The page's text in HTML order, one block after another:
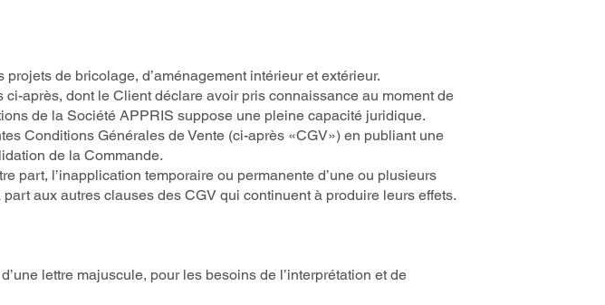
de bricolage, d’aménagement intérieur et extérieur.
après, dont le Client déclare avoir pris connaissance au moment de
de la Société APPRIS suppose une pleine capacité juridique.
Conditions Générales de Vente (ci-après «CGV») en publiant une
de la Commande.
part, l’inapplication temporaire ou permanente d’une ou plusieurs
aux autres clauses des CGV qui continuent à produire leurs effets.
lettre majuscule, pour les besoins de l’interprétation et de